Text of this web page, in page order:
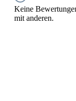
Keine
mit anderen.